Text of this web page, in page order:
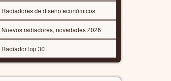
Radiadores de diseño económicos
Nuevos radiadores, novedades 2026
Radiador top 30